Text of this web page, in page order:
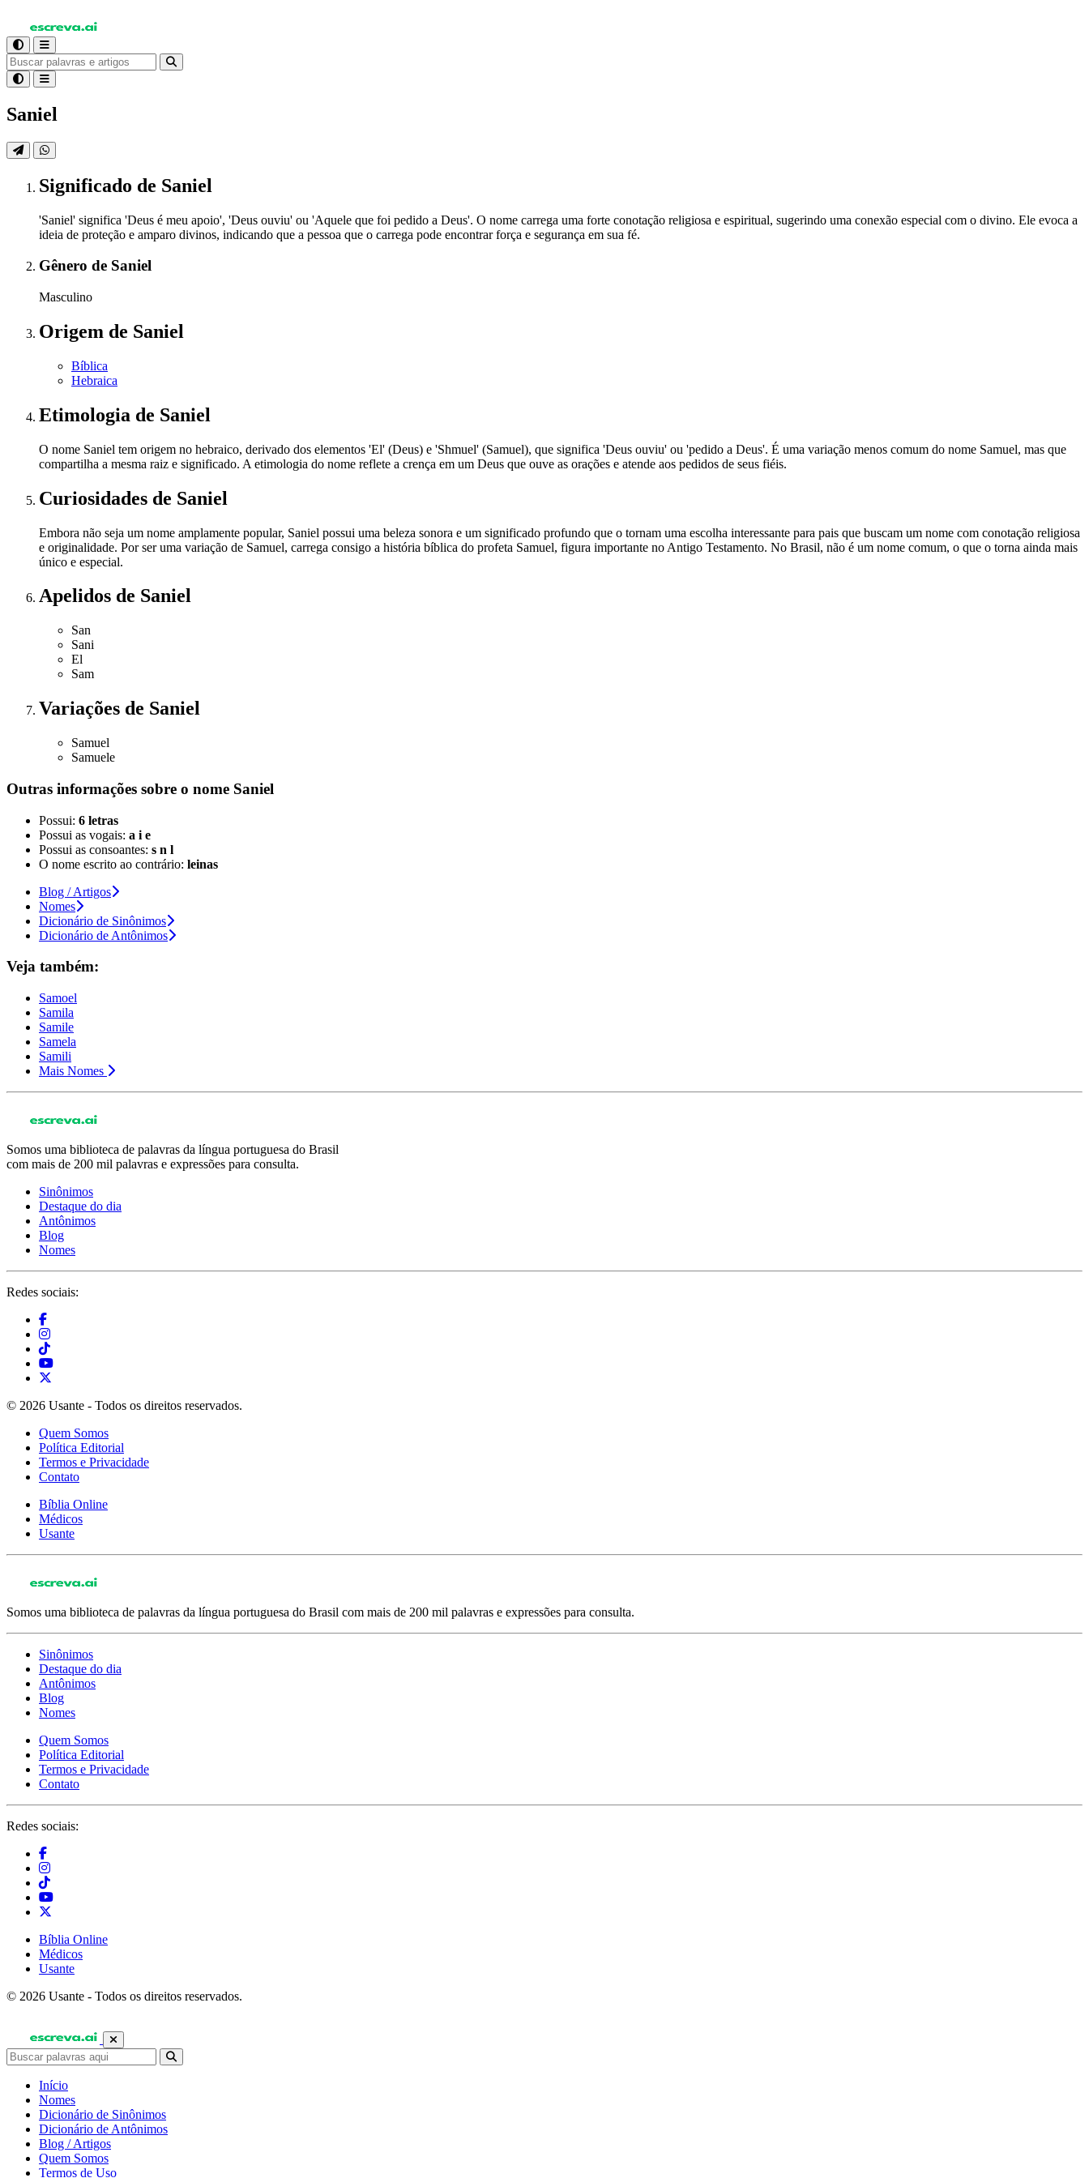
Saniel
Significado de Saniel
'Saniel' significa 'Deus é meu apoio', 'Deus ouviu' ou 'Aquele que foi pedido a Deus'. O nome carrega uma forte conotação religiosa e espiritual, sugerindo uma conexão especial com o divino. Ele evoca a
ideia de proteção e amparo divinos, indicando que a pessoa que o carrega pode encontrar força e segurança em sua fé.
Gênero de Saniel
Masculino
Origem de Saniel
Bíblica
Hebraica
Etimologia de Saniel
O nome Saniel tem origem no hebraico, derivado dos elementos 'El' (Deus) e 'Shmuel' (Samuel), que significa 'Deus ouviu' ou 'pedido a Deus'. É uma variação menos comum do nome Samuel, mas que
compartilha a mesma raiz e significado. A etimologia do nome reflete a crença em um Deus que ouve as orações e atende aos pedidos de seus fiéis.
Curiosidades de Saniel
Embora não seja um nome amplamente popular, Saniel possui uma beleza sonora e um significado profundo que o tornam uma escolha interessante para pais que buscam um nome com conotação religiosa
e originalidade. Por ser uma variação de Samuel, carrega consigo a história bíblica do profeta Samuel, figura importante no Antigo Testamento. No Brasil, não é um nome comum, o que o torna ainda mais
único e especial.
Apelidos de Saniel
San
Sani
El
Sam
Variações de Saniel
Samuel
Samuele
Outras informações sobre o nome Saniel
Possui: 6 letras
Possui as vogais: a i e
Possui as consoantes: s n l
O nome escrito ao contrário: leinas
Blog / Artigos
Nomes
Dicionário de Sinônimos
Dicionário de Antônimos
Veja também:
Samoel
Samila
Samile
Samela
Samili
Mais Nomes
Somos uma biblioteca de palavras da língua portuguesa do Brasil
com mais de 200 mil palavras e expressões para consulta.
Sinônimos
Destaque do dia
Antônimos
Blog
Nomes
Redes sociais:
© 2026 Usante - Todos os direitos reservados.
Quem Somos
Política Editorial
Termos e Privacidade
Contato
Bíblia Online
Médicos
Usante
Somos uma biblioteca de palavras da língua portuguesa do Brasil com mais de 200 mil palavras e expressões para consulta.
Sinônimos
Destaque do dia
Antônimos
Blog
Nomes
Quem Somos
Política Editorial
Termos e Privacidade
Contato
Redes sociais:
Bíblia Online
Médicos
Usante
© 2026 Usante - Todos os direitos reservados.
Início
Nomes
Dicionário de Sinônimos
Dicionário de Antônimos
Blog / Artigos
Quem Somos
Termos de Uso